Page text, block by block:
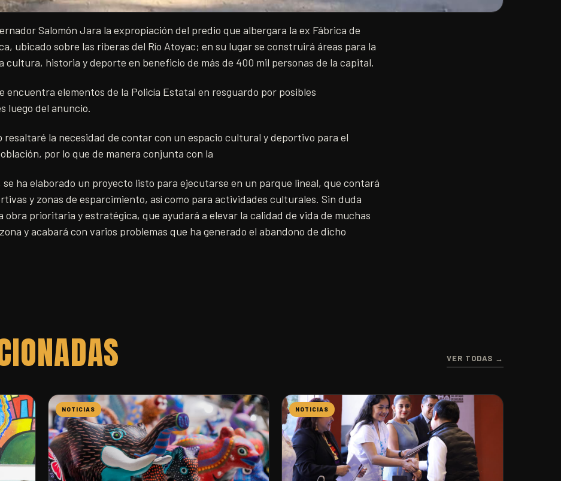
Salomón Jara la expropiación del predio que albergara la ex Fábrica de
ubicado sobre las riberas del Río Atoyac; en su lugar se construirá áreas para la
cultura, historia y deporte en beneficio de más de 400 mil personas de la capital.
encuentra elementos de la Policía Estatal en resguardo por posibles
luego del anuncio.
resaltaré la necesidad de contar con un espacio cultural y deportivo para el
por lo que de manera conjunta con la
se ha elaborado un proyecto listo para ejecutarse en un parque lineal, que contará
y zonas de esparcimiento, así como para actividades culturales. Sin duda
obra prioritaria y estratégica, que ayudará a elevar la calidad de vida de muchas
y acabará con varios problemas que ha generado el abandono de dicho
VER TODAS →
NOTICIAS NOTICIAS